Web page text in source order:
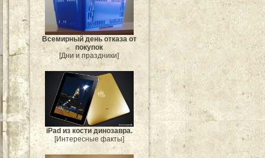
Всемирный день отказа от
покупок
[Дни и праздники]
iPad из кости динозавра.
[Интересные факты]